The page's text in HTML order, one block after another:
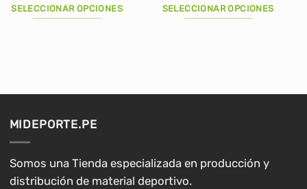
original
era:
actual
es:
SELECCIONAR OPCIONES
se
pueden
elegir
en
precios:
desde
SELECCIONAR OPCIONES
elegir
en
MIDEPORTE.PE
Somos una Tienda especializada en producción y
distribución de material deportivo.